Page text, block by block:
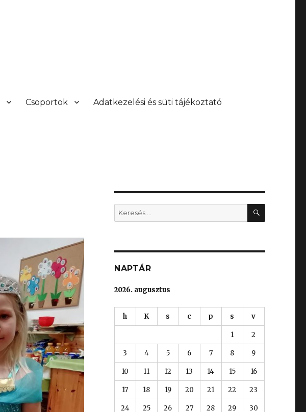
Csoportok Adatkezelési és süti tájékoztató
Keresés
a
KERESÉS
NAPTÁR
2026. augusztus
h K s c p s v
1 2
3 4 5 6 7 8 9
10 11 12 13 14 15 16
17 18 19 20 21 22 23
24 25 26 27 28 29 30